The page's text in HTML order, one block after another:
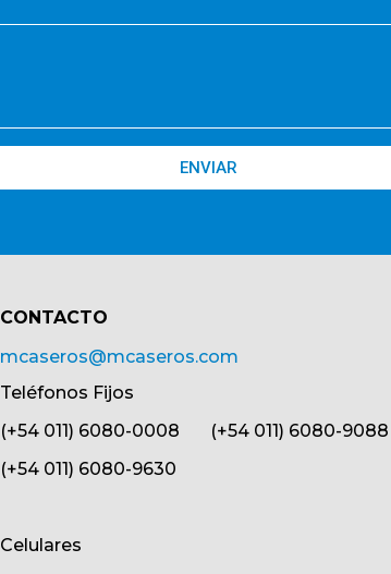
ENVIAR
CONTACTO​
mcaseros@mcaseros.com
Teléfonos Fijos
(+54 011) 6080-0008 (+54 011) 6080-9088
(+54 011) 6080-9630
Celulares